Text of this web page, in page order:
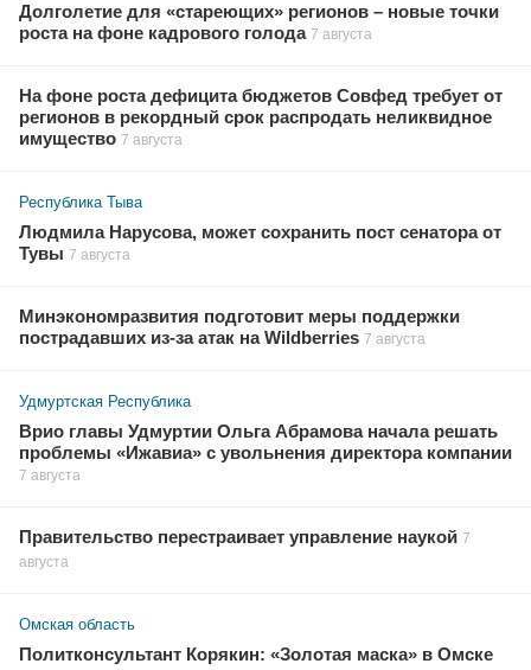
Долголетие для «стареющих» регионов – новые точки
роста на фоне кадрового голода 7 августа
На фоне роста дефицита бюджетов Совфед требует от
регионов в рекордный срок распродать неликвидное
имущество 7 августа
Республика Тыва
Людмила Нарусова, может сохранить пост сенатора от
Тувы 7 августа
Минэкономразвития подготовит меры поддержки
пострадавших из-за атак на Wildberries 7 августа
Удмуртская Республика
Врио главы Удмуртии Ольга Абрамова начала решать
проблемы «Ижавиа» с увольнения директора компании
7 августа
Правительство перестраивает управление наукой 7
августа
Омская область
Политконсультант Корякин: «Золотая маска» в Омске